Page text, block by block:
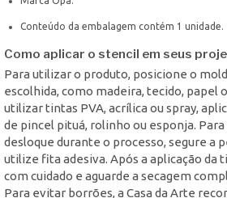
Conteúdo da embalagem contém 1 unidade.
Como aplicar o stencil em seus
Para utilizar o produto, posicione o
escolhida, como madeira, tecido, papel
utilizar tintas PVA, acrílica ou spray,
de pincel pituá, rolinho ou esponja.
desloque durante o processo, segure a
utilize fita adesiva. Após a aplicação da
com cuidado e aguarde a secagem
Para evitar borrões, a Casa da Arte